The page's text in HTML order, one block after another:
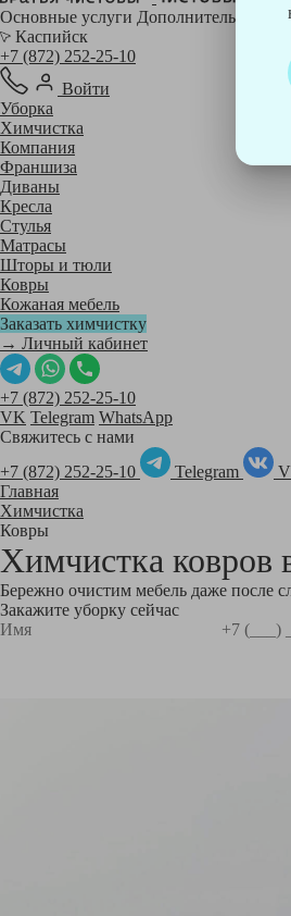
Основные услуги Дополнительные
Каспийск
+7 (872) 252-25-10
Войти
Уборка
Химчистка
Компания
Франшиза
Диваны
Кресла
Стулья
Матрасы
Шторы и тюли
Ковры
Кожаная мебель
Заказать химчистку
→ Личный кабинет
+7 (872) 252-25-10
VK Telegram WhatsApp
Свяжитесь с нами
+7 (872) 252-25-10
Telegram
Главная
Химчистка
Ковры
Химчистка ковров
Бережно очистим мебель даже после
Закажите уборку сейчас